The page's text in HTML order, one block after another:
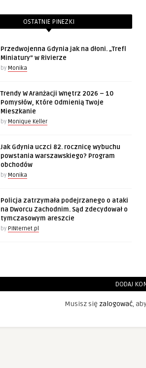
OSTATNIE PINEZKI
Przedwojenna Gdynia jak na dłoni. „Trefl
Miniatury” w Rivierze
by Monika
Trendy W Aranżacji Wnętrz 2026 – 10
Pomysłów, Które Odmienią Twoje
Mieszkanie
by Monique Keller
Jak Gdynia uczci 82. rocznicę wybuchu
powstania warszawskiego? Program
obchodów
by Monika
Policja zatrzymała podejrzanego o ataki
na Dworcu Zachodnim. Sąd zdecydował o
tymczasowym areszcie
by PINternet.pl
DODAJ
Musisz się zalogować,